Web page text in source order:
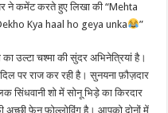
ने कमेंट करते हुए लिखा की “Mehta
Kya haal ho geya unka
”
उल्टा चश्मा की सुंदर अभिनेत्रियां है।
पर राज कर रही है। सुनयना फ़ौज़दार
सिंधवानी शो में सोनू भिड़े का किरदार
अच्छी फेन फोल्लोविंग है। आपको दोनों में